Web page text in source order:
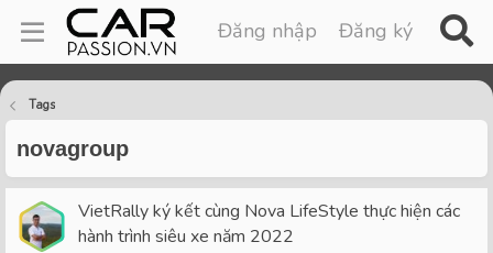
Đăng nhập Đăng ký
Tags
novagroup
VietRally ký kết cùng Nova LifeStyle thực hiện các
hành trình siêu xe năm 2022